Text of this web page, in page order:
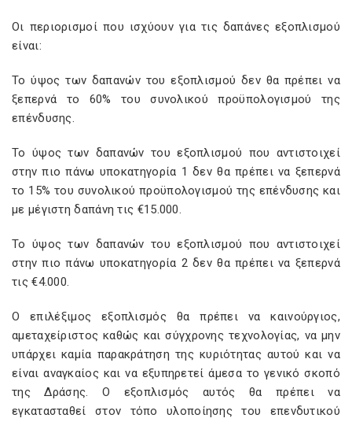
Οι περιορισμοί που ισχύουν για τις δαπάνες εξοπλισμού
είναι:
Το ύψος των δαπανών του εξοπλισμού δεν θα πρέπει να
ξεπερνά το 60% του συνολικού προϋπολογισμού της
επένδυσης.
Το ύψος των δαπανών του εξοπλισμού που αντιστοιχεί
στην πιο πάνω υποκατηγορία 1 δεν θα πρέπει να ξεπερνά
το 15% του συνολικού προϋπολογισμού της επένδυσης και
με μέγιστη δαπάνη τις €15.000.
Το ύψος των δαπανών του εξοπλισμού που αντιστοιχεί
στην πιο πάνω υποκατηγορία 2 δεν θα πρέπει να ξεπερνά
τις €4.000.
Ο επιλέξιμος εξοπλισμός θα πρέπει να καινούργιος,
αμεταχείριστος καθώς και σύγχρονης τεχνολογίας, να μην
υπάρχει καμία παρακράτηση της κυριότητας αυτού και να
είναι αναγκαίος και να εξυπηρετεί άμεσα το γενικό σκοπό
της Δράσης. Ο εξοπλισμός αυτός θα πρέπει να
εγκατασταθεί στον τόπο υλοποίησης του επενδυτικού